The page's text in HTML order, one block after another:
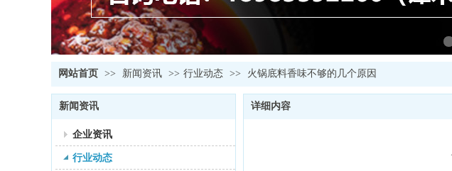
网站首页 >> 新闻资讯 >> 行业动态 >> 火锅底料香味不够的几个原因
新闻资讯
企业资讯
行业动态
详细内容